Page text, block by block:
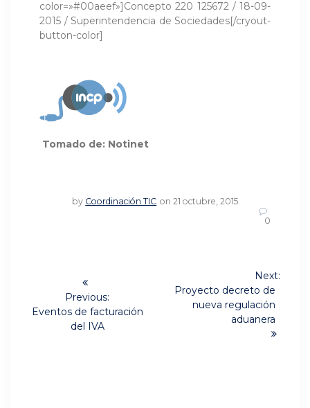
color=»#00aeef»]Concepto 220 125672 / 18-09-
2015 / Superintendencia de Sociedades[/cryout-
button-color]
Tomado de: Notinet
by Coordinación TIC on 21 octubre, 2015
0
entradas
Previous:
Previous
Eventos de facturación
del IVA
Next:
Next
Proyecto decreto de
nueva regulación
aduanera